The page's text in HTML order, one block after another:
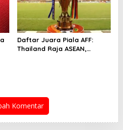
Daftar Juara Piala AFF:
Thailand Raja ASEAN,
Komentar